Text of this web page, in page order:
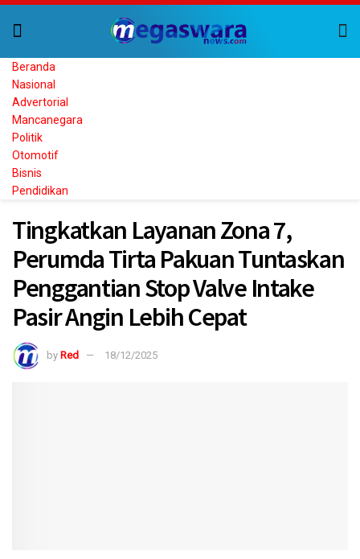
Beranda
Nasional
Advertorial
Mancanegara
Politik
Otomotif
Bisnis
Pendidikan
Tingkatkan Layanan Zona 7,
Perumda Tirta Pakuan Tuntaskan
Penggantian Stop Valve Intake
Pasir Angin Lebih Cepat
by Red 18/12/2025